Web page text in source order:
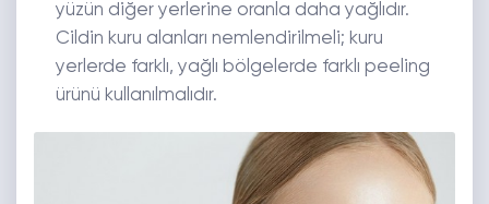
yüzün diğer yerlerine oranla daha yağlıdır.
Cildin kuru alanları nemlendirilmeli; kuru
yerlerde farklı, yağlı bölgelerde farklı peeling
ürünü kullanılmalıdır.